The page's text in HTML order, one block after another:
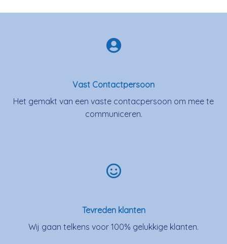
Vast Contactpersoon
Het gemakt van een vaste contacpersoon om mee te
communiceren.
Tevreden klanten
Wij gaan telkens voor 100% gelukkige klanten.